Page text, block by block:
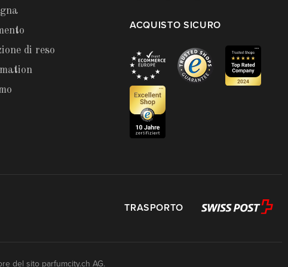
di reso
ACQUISTO SICURO
TRASPORTO
del sito parfumcity.ch AG.